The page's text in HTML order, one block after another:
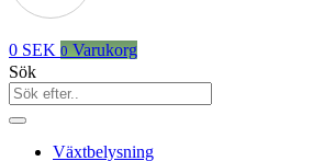
0 SEK 0 Varukorg
Sök
Växtbelysning